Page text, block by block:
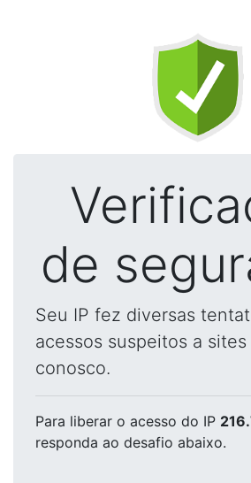
de
Seu IP fez diversas
acessos suspeitos a
conosco.
Para liberar o acesso do IP
responda ao desafio abaixo.